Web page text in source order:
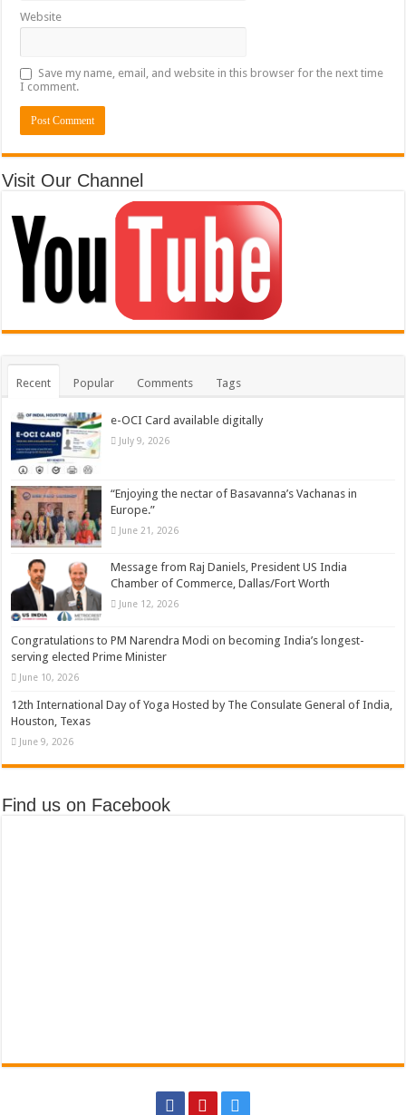
Website
Save my name, email, and website in this browser for the next time
I comment.
Visit Our Channel
Recent Popular Comments Tags
e-OCI Card available digitally
July 9, 2026
“Enjoying the nectar of Basavanna’s Vachanas in
Europe.”
June 21, 2026
Message from Raj Daniels, President US India
Chamber of Commerce, Dallas/Fort Worth
June 12, 2026
Congratulations to PM Narendra Modi on becoming India’s longest-
serving elected Prime Minister
June 10, 2026
12th International Day of Yoga Hosted by The Consulate General of India,
Houston, Texas
June 9, 2026
Find us on Facebook